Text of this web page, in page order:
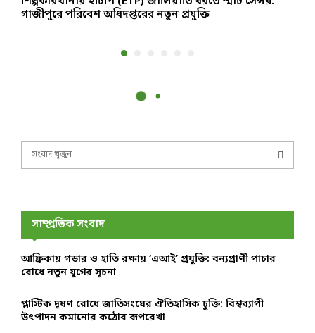
গাজীপুরে পরিবেশ অধিদপ্তরের নতুন প্রযুক্তি
f
r
E
A
সাম্প্রতিক সংবাদ
আফ্রিকায় গন্ডার ও হাতি রক্ষায় ‘এআই’ প্রযুক্তি: বন্যপ্রাণী পাচার
রোধে নতুন যুগের সূচনা
প্লাস্টিক দূষণ রোধে জাতিসংঘের ঐতিহাসিক চুক্তি: বিশ্বব্যাপী
উৎপাদন কমানোর কঠোর রূপরেখা